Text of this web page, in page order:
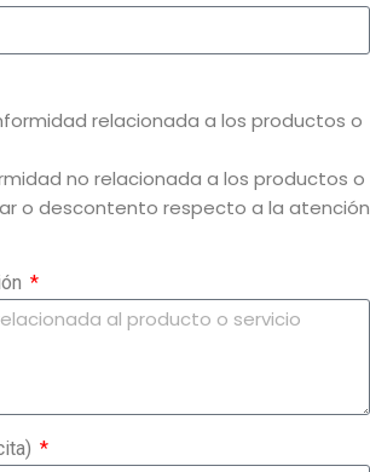
relacionada a los productos o
no relacionada a los productos o
o descontento respecto a la atención